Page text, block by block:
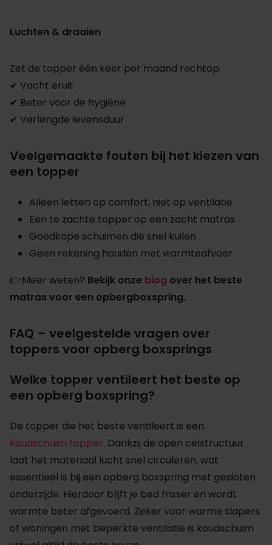
Luchten & draaien
Zet de topper één keer per maand rechtop.
✔ Vocht eruit
✔ Beter voor de hygiëne
✔ Verlengde levensduur
Veelgemaakte fouten bij het kiezen van
een topper
Alleen letten op comfort, niet op ventilatie
Een te zachte topper op een zacht matras
Goedkope schuimen die snel kuilen
Geen rekening houden met warmteafvoer
👉Meer weten? Bekijk onze blog over het beste
matras voor een opbergboxspring.
FAQ – veelgestelde vragen over
toppers voor opberg boxsprings
Welke topper ventileert het beste op
een opberg boxspring?
De topper die het beste ventileert is een
koudschuim topper. Dankzij de open celstructuur
laat het materiaal lucht snel circuleren, wat
essentieel is bij een opberg boxspring met gesloten
onderzijde. Hierdoor blijft je bed frisser en wordt
warmte beter afgevoerd. Zeker voor warme slapers
of woningen met beperkte ventilatie is koudschuim